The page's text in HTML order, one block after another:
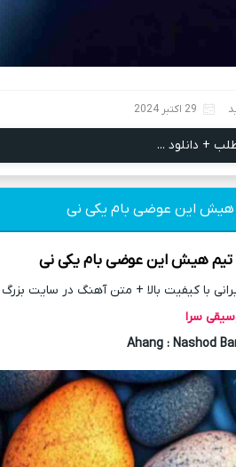
29 اکتبر 2024
+ دانلود ...
هیش این عوضی بام یکی نی
هیش این عوضی بام یکی نی
با کیفیت بالا + متن آهنگ در سایت بزرگ
سرا
Ahang : Nashod